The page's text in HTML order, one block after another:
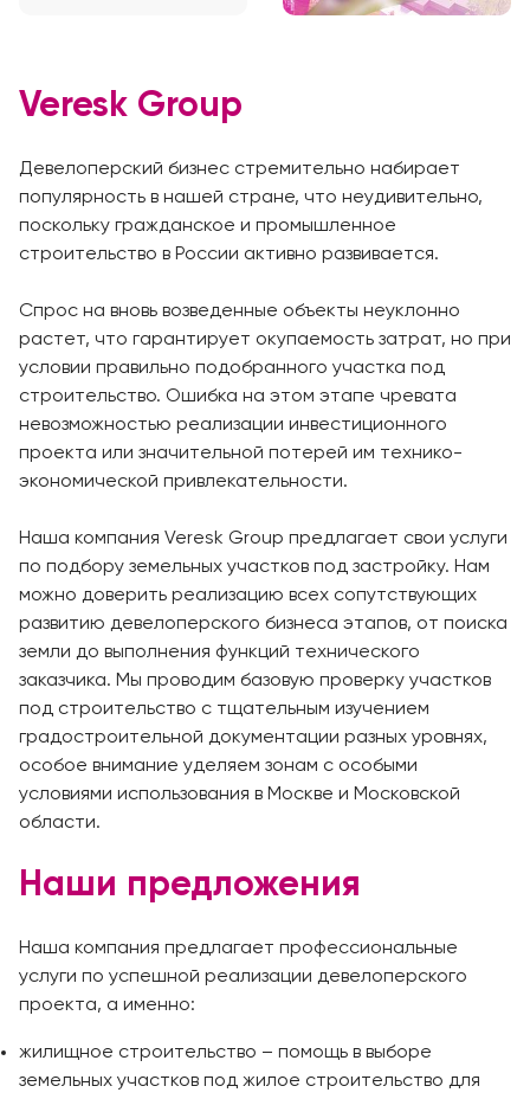
Veresk Group
Девелоперский бизнес стремительно набирает
популярность в нашей стране, что неудивительно,
поскольку гражданское и промышленное
строительство в России активно развивается.
Спрос на вновь возведенные объекты неуклонно
растет, что гарантирует окупаемость затрат, но при
условии правильно подобранного участка под
строительство. Ошибка на этом этапе чревата
невозможностью реализации инвестиционного
проекта или значительной потерей им технико-
экономической привлекательности.
Наша компания Veresk Group предлагает свои услуги
по подбору земельных участков под застройку. Нам
можно доверить реализацию всех сопутствующих
развитию девелоперского бизнеса этапов, от поиска
земли до выполнения функций технического
заказчика. Мы проводим базовую проверку участков
под строительство с тщательным изучением
градостроительной документации разных уровнях,
особое внимание уделяем зонам с особыми
условиями использования в Москве и Московской
области.
Наши предложения
Наша компания предлагает профессиональные
услуги по успешной реализации девелоперского
проекта, а именно:
жилищное строительство – помощь в выборе
земельных участков под жилое строительство для